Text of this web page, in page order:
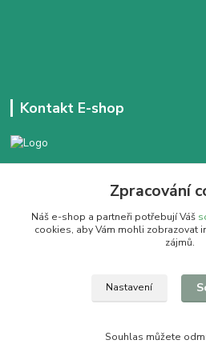
Kontakt E-shop
Denně 14:00 - 21:30 hod
dobracajovnafm@gmail.com
Pít dobrý čaj se
Zpracování
Náš e-shop a partneři potřebují Váš
cookies, aby Vám mohli zobrazovat
zájmů.
Nastavení
Souhlas můžete